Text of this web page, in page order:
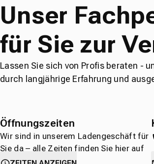
Unser
für Sie zur
Lassen Sie sich von Profis beraten -
durch langjährige Erfahrung und
Öffnungszeiten
Wir sind in unserem Ladengeschäft für
Sie da – alle Zeiten finden Sie hier auf
einen Blick.